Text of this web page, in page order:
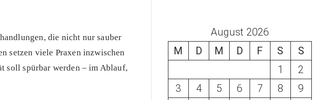
die nicht nur sauber
setzen viele Praxen inzwischen
soll spürbar werden – im Ablauf,
August 2026
M
D M D F S
S
1
2
3
4 5 6 7 8
9